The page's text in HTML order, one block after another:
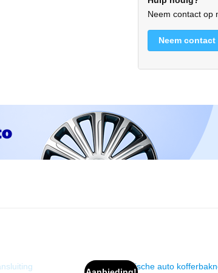
Neem contact op
Neem contact